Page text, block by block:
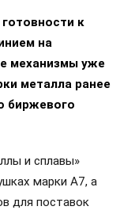
к
на
механизмы уже
металла ранее
биржевого
и сплавы»
марки А7, а
для поставок